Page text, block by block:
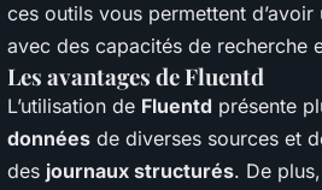
ces outils vous permettent d’avoir
avec des capacités de recherche
Les avantages de Fluentd
L’utilisation de Fluentd présente
données de diverses sources et
des journaux structurés. De